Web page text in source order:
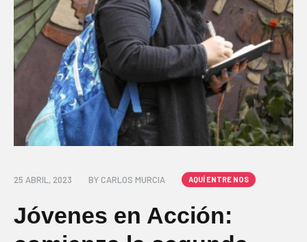
25 ABRIL, 2023 BY CARLOS MURCIA AQUÍ ENTRE NOS
Jóvenes en Acción: